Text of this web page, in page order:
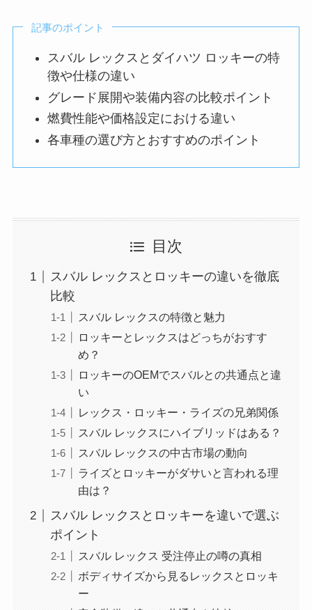
記事のポイント
スバル レックスとダイハツ ロッキーの特
徴や仕様の違い
グレード展開や装備内容の比較ポイント
燃費性能や価格設定における違い
各車種の選び方とおすすめのポイント
目次
スバル レックスとロッキーの違いを徹底
比較
スバル レックスの特徴と魅力
ロッキーとレックスはどっちがおすす
め？
ロッキーのOEMでスバルとの共通点と違
い
レックス・ロッキー・ライズの兄弟関係
スバル レックスにハイブリッドはある？
スバル レックスの中古市場の動向
ライズとロッキーがダサいと言われる理
由は？
スバル レックスとロッキーを違いで選ぶ
ポイント
スバル レックス 受注停止の噂の真相
ボディサイズから見るレックスとロッキ
ー